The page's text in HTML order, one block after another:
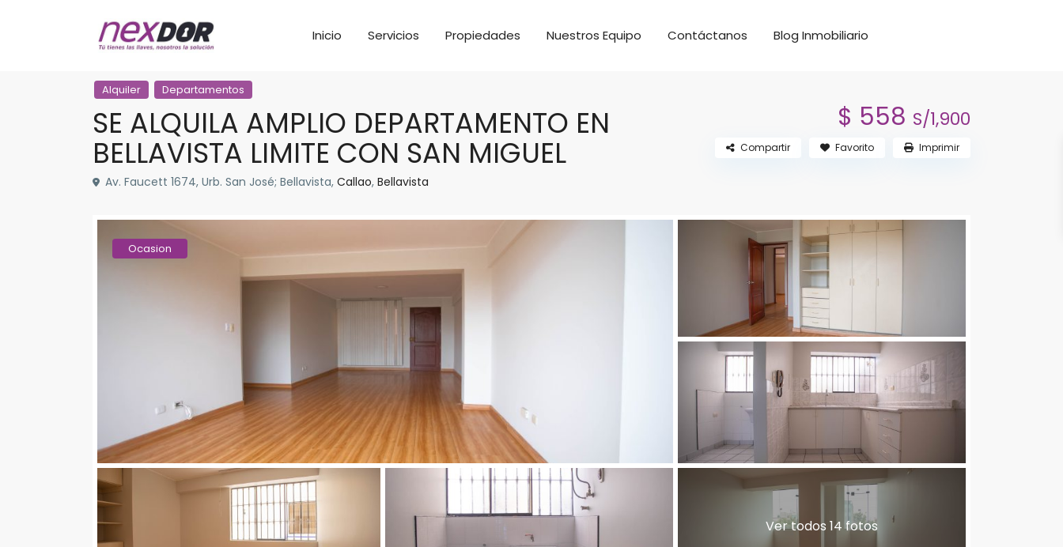
Inicio Servicios Propiedades Nuestros Equipo Contáctanos Blog Inmobiliario
Alquiler Departamentos
SE ALQUILA AMPLIO DEPARTAMENTO EN
BELLAVISTA LIMITE CON SAN MIGUEL
$ 558 S/1,900
Av. Faucett 1674, Urb. San José; Bellavista, Callao, Bellavista
Compartir Favorito Imprimir
Ocasion
Ver todos 14 fotos